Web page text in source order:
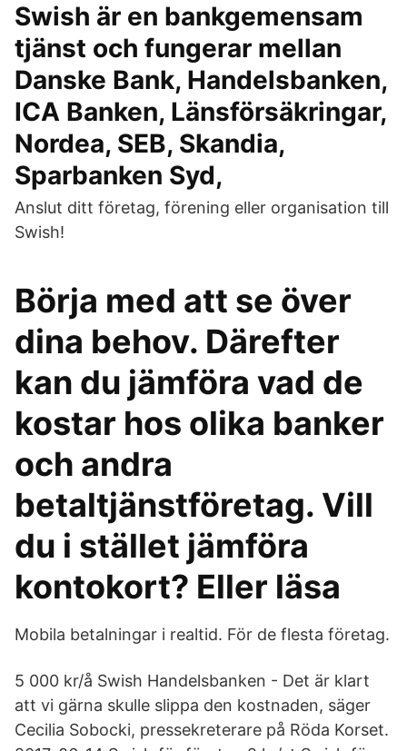
Swish är en bankgemensam
tjänst och fungerar mellan
Danske Bank, Handelsbanken,
ICA Banken, Länsförsäkringar,
Nordea, SEB, Skandia,
Sparbanken Syd,
Anslut ditt företag, förening eller organisation till
Swish!
Börja med att se över
dina behov. Därefter
kan du jämföra vad de
kostar hos olika banker
och andra
betaltjänstföretag. Vill
du i stället jämföra
kontokort? Eller läsa
Mobila betalningar i realtid. För de flesta företag.
5 000 kr/å Swish Handelsbanken - Det är klart
att vi gärna skulle slippa den kostnaden, säger
Cecilia Sobocki, pressekreterare på Röda Korset.